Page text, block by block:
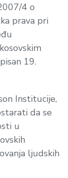
4 o
prava pri
19.
Institucije,
da se
u
ljudskih